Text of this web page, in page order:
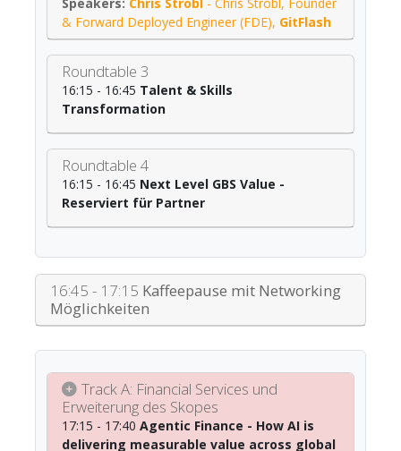
& Forward Deployed Engineer (FDE), GitFlash
Roundtable 3
16:15 - 16:45 Talent & Skills
Transformation
Roundtable 4
16:15 - 16:45 Next Level GBS Value -
Reserviert für Partner
16:45 - 17:15 Kaffeepause mit Networking
Möglichkeiten
Track A: Financial Services und
Erweiterung des Skopes
17:15 - 17:40 Agentic Finance - How AI is
delivering measurable value across global